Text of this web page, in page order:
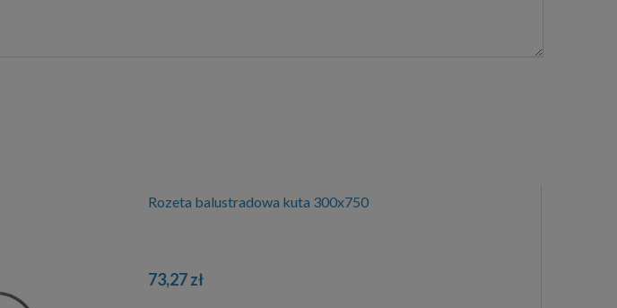
Rozeta balustradowa kuta 300x750
73,27 zł